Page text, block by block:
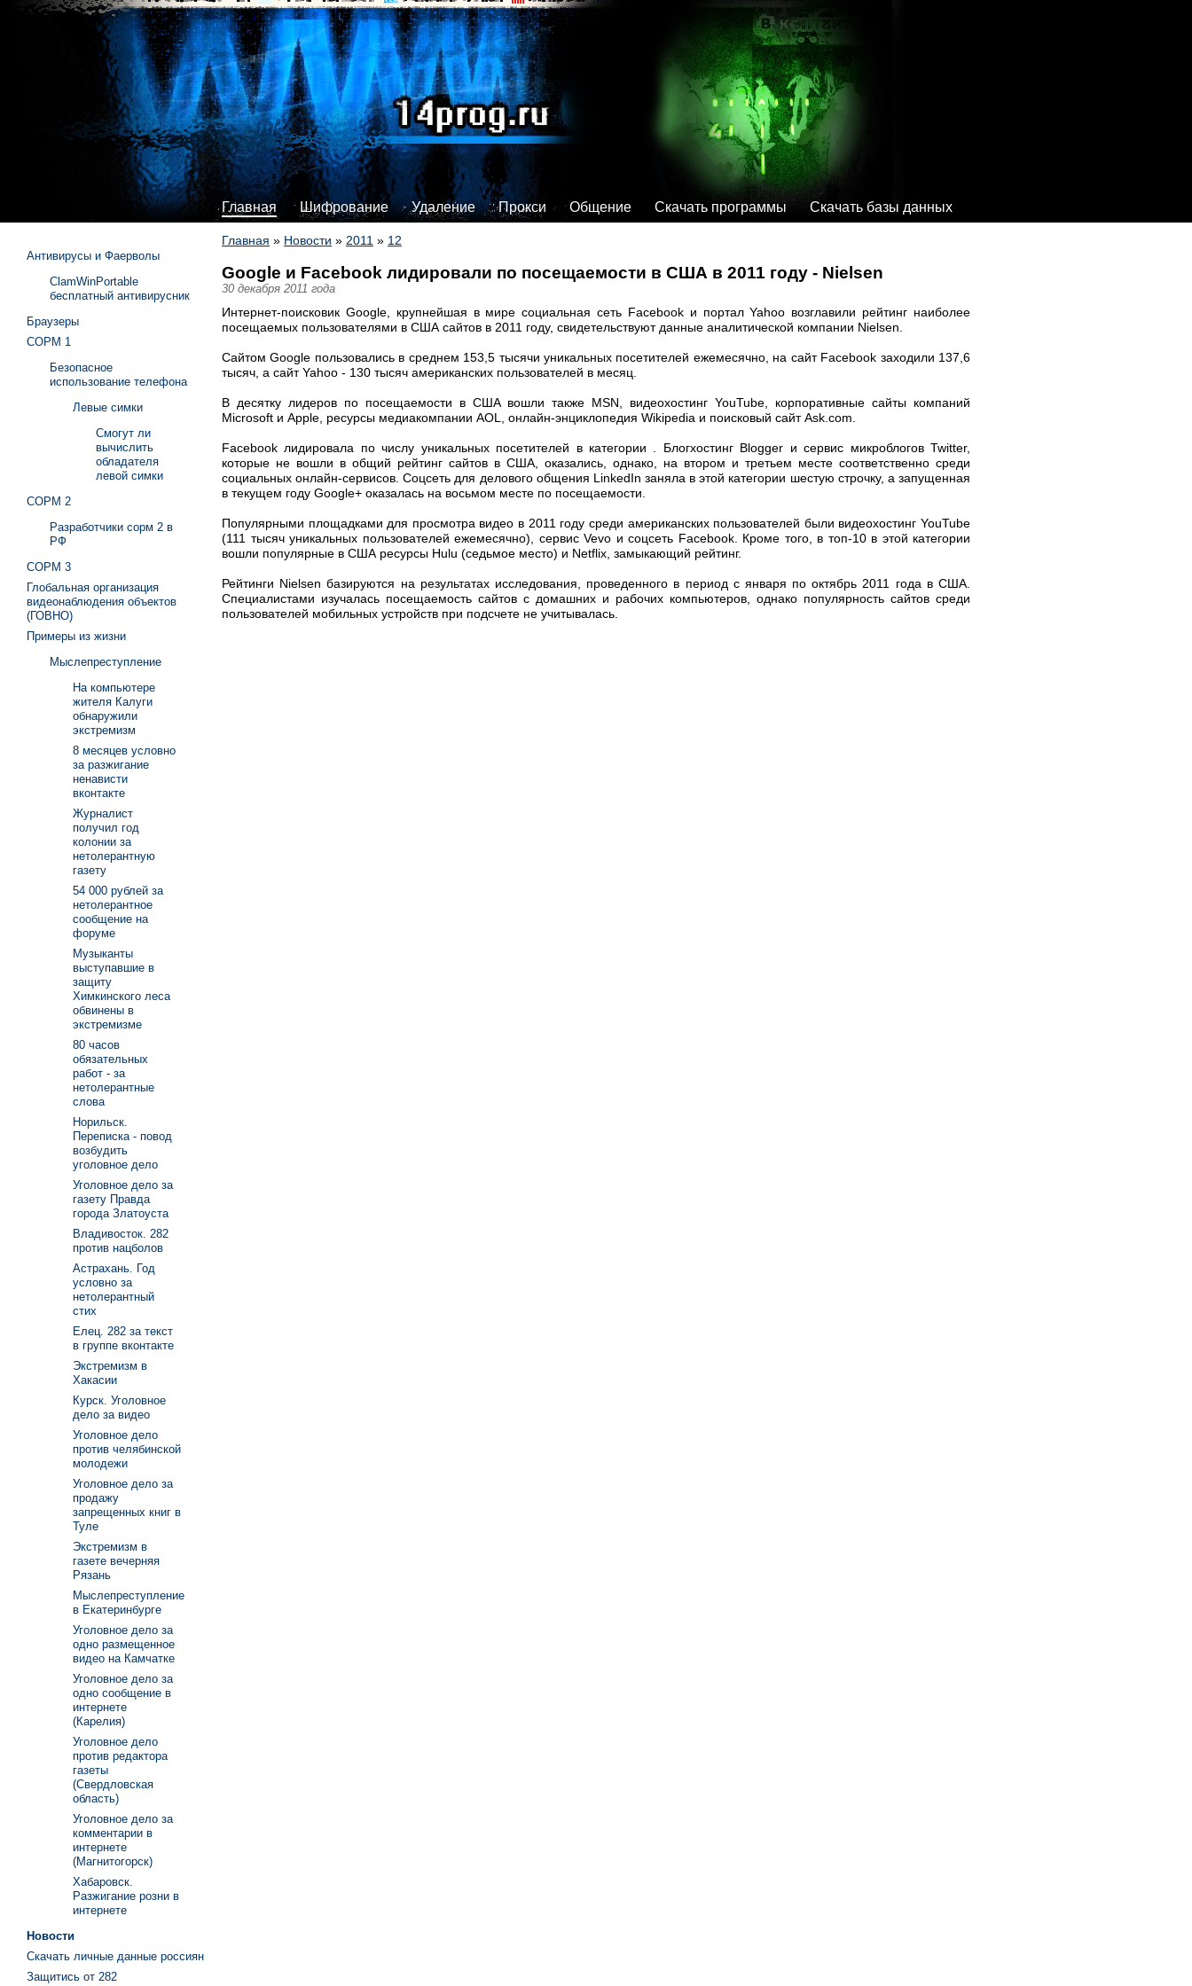
Главная Шифрование Удаление Прокси Общение Скачать программы Скачать базы данных
Главная » Новости » 2011 » 12
Google и Facebook лидировали по посещаемости в США в 2011 году - Nielsen
30 декабря 2011 года
Интернет-поисковик Google, крупнейшая в мире социальная сеть Facebook и портал Yahoo возглавили рейтинг наиболее
посещаемых пользователями в США сайтов в 2011 году, свидетельствуют данные аналитической компании Nielsen.
Сайтом Google пользовались в среднем 153,5 тысячи уникальных посетителей ежемесячно, на сайт Facebook заходили 137,6
тысяч, а сайт Yahoo - 130 тысяч американских пользователей в месяц.
В десятку лидеров по посещаемости в США вошли также MSN, видеохостинг YouTube, корпоративные сайты компаний
Microsoft и Apple, ресурсы медиакомпании AOL, онлайн-энциклопедия Wikipedia и поисковый сайт Ask.com.
Facebook лидировала по числу уникальных посетителей в категории . Блогхостинг Blogger и сервис микроблогов Twitter,
которые не вошли в общий рейтинг сайтов в США, оказались, однако, на втором и третьем месте соответственно среди
социальных онлайн-сервисов. Соцсеть для делового общения LinkedIn заняла в этой категории шестую строчку, а запущенная
в текущем году Google+ оказалась на восьмом месте по посещаемости.
Популярными площадками для просмотра видео в 2011 году среди американских пользователей были видеохостинг YouTube
(111 тысяч уникальных пользователей ежемесячно), сервис Vevo и соцсеть Facebook. Кроме того, в топ-10 в этой категории
вошли популярные в США ресурсы Hulu (седьмое место) и Netflix, замыкающий рейтинг.
Рейтинги Nielsen базируются на результатах исследования, проведенного в период с января по октябрь 2011 года в США.
Специалистами изучалась посещаемость сайтов с домашних и рабочих компьютеров, однако популярность сайтов среди
пользователей мобильных устройств при подсчете не учитывалась.
Антивирусы и Фаерволы
ClamWinPortable
бесплатный антивирусник
Браузеры
СОРМ 1
Безопасное
использование телефона
Левые симки
Смогут ли
вычислить
обладателя
левой симки
СОРМ 2
Разработчики сорм 2 в
РФ
СОРМ 3
Глобальная организация
видеонаблюдения объектов
(ГОВНО)
Примеры из жизни
Мыслепреступление
На компьютере
жителя Калуги
обнаружили
экстремизм
8 месяцев условно
за разжигание
ненависти
вконтакте
Журналист
получил год
колонии за
нетолерантную
газету
54 000 рублей за
нетолерантное
сообщение на
форуме
Музыканты
выступавшие в
защиту
Химкинского леса
обвинены в
экстремизме
80 часов
обязательных
работ - за
нетолерантные
слова
Норильск.
Переписка - повод
возбудить
уголовное дело
Уголовное дело за
газету Правда
города Златоуста
Владивосток. 282
против нацболов
Астрахань. Год
условно за
нетолерантный
стих
Елец. 282 за текст
в группе вконтакте
Экстремизм в
Хакасии
Курск. Уголовное
дело за видео
Уголовное дело
против челябинской
молодежи
Уголовное дело за
продажу
запрещенных книг в
Туле
Экстремизм в
газете вечерняя
Рязань
Мыслепреступление
в Екатеринбурге
Уголовное дело за
одно размещенное
видео на Камчатке
Уголовное дело за
одно сообщение в
интернете
(Карелия)
Уголовное дело
против редактора
газеты
(Свердловская
область)
Уголовное дело за
комментарии в
интернете
(Магнитогорск)
Хабаровск.
Разжигание розни в
интернете
Новости
Скачать личные данные россиян
Защитись от 282